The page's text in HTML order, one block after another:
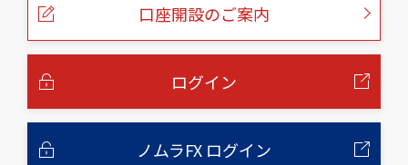
口座開設のご案内
ログイン
ノムラFX ログイン